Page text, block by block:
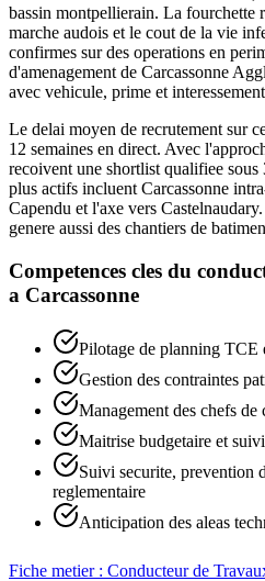
bassin montpellierain. La fourchette
marche audois et le cout de la vie
confirmes sur des operations en
d'amenagement de Carcassonne
avec vehicule, prime et
Le delai moyen de recrutement sur
12 semaines en direct. Avec
recoivent une shortlist qualifiee sous
plus actifs incluent Carcassonne
Capendu et l'axe vers
genere aussi des chantiers de
Competences cles du
a Carcassonne
Pilotage de planning TCE
Gestion des contraintes
Management des chefs de
Maitrise budgetaire et
Suivi securite, prevention
reglementaire
Anticipation des aleas
Fiche metier : Conducteur de